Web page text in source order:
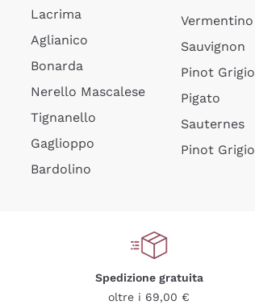
Lacrima
Aglianico
Bonarda
Nerello Mascalese
Tignanello
Gaglioppo
Bardolino
Vermentino
Sauvignon
Pinot Grigio
Pigato
Sauternes
Pinot Grigio
Spedizione gratuita
oltre i 69,00 €